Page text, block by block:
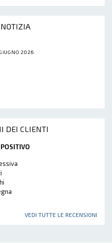
2026
DEI CLIENTI
VEDI TUTTE LE RECENSIONI